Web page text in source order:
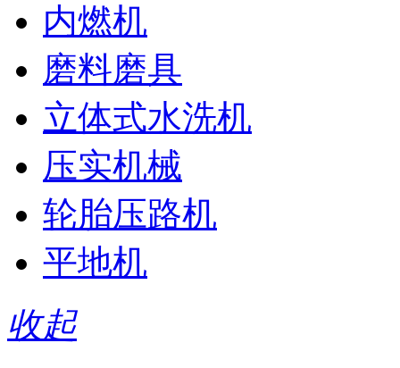
内燃机
磨料磨具
立体式水洗机
压实机械
轮胎压路机
平地机
收起